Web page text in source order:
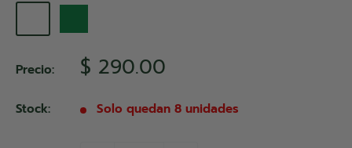
Precio: Precio
de
venta
$ 290.00
Stock: Solo quedan 8 unidades